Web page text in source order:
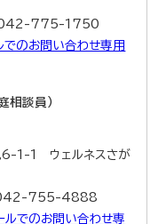
042-775-1750
でのお問い合わせ専用
相談員）
1-1 ウェルネスさが
042-755-4888
ルでのお問い合わせ専